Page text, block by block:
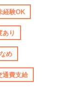
経験OK
あり
め
通費支給